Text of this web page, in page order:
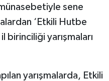
sene
‘Etkili Hutbe
birinciliği yarışmaları
yarışmalarda, Etkili